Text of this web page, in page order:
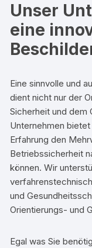
Unser
eine
Eine sinnvolle und
dient nicht nur der
Sicherheit und dem
Unternehmen
Erfahrung den
Betriebssicherheit
können. Wir
und
Orientierungs- und
Egal was Sie